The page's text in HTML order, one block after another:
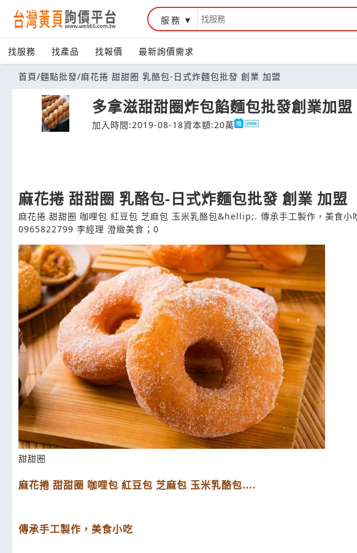
台灣黃頁詢價平台
服務
找服務 找產品 找報價 最新詢價需求
首頁/麵點批發/麻花捲 甜甜圈 乳酪包-日式炸麵包批發 創業 加盟
多拿滋甜甜圈炸包餡麵包批發創業加盟
加入時間:2019-08-18資本額:20萬
麻花捲 甜甜圈 乳酪包-日式炸麵包批發 創業 加盟
麻花捲 甜甜圈 咖哩包 紅豆包 芝麻包 玉米乳酪包&hellip;. 傳承手工製作，美食小
0965822799 李經理 澄緻美食；0
甜甜圈
麻花捲 甜甜圈 咖哩包 紅豆包 芝麻包 玉米乳酪包….
傳承手工製作，美食小吃